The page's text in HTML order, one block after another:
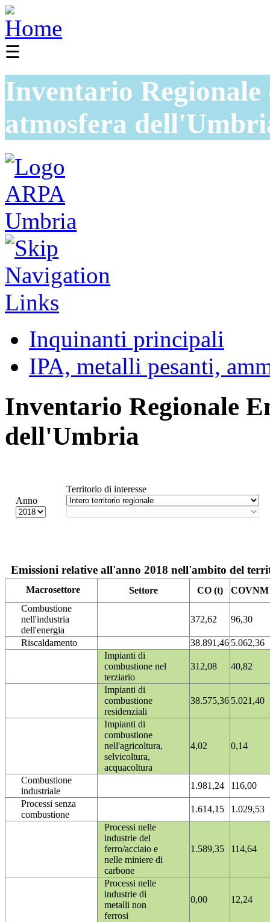
☰
Inventario
atmosfera
Inquinanti principali
IPA, metalli pesanti,
Inventario Regionale
dell'Umbria
Anno
Territorio di interesse
Emissioni relative all'anno 2018 nell'ambito del
Macrosettore Settore CO (t)
COVNM
Combustione
nell'industria
dell'energia
372,62 96,30
Riscaldamento 38.891,46 5.062,36
Impianti di
combustione nel
terziario
312,08 40,82
Impianti di
combustione
residenziali
38.575,36 5.021,40
Impianti di
combustione
nell'agricoltura,
selvicoltura,
acquacoltura
4,02 0,14
Combustione
industriale
1.981,24
116,00
Processi senza
combustione
1.614,15
1.029,53
Processi nelle
industrie del
ferro/acciaio e
nelle miniere di
carbone
1.589,35 114,64
Processi nelle
industrie di
metalli non
ferrosi
0,00 12,24